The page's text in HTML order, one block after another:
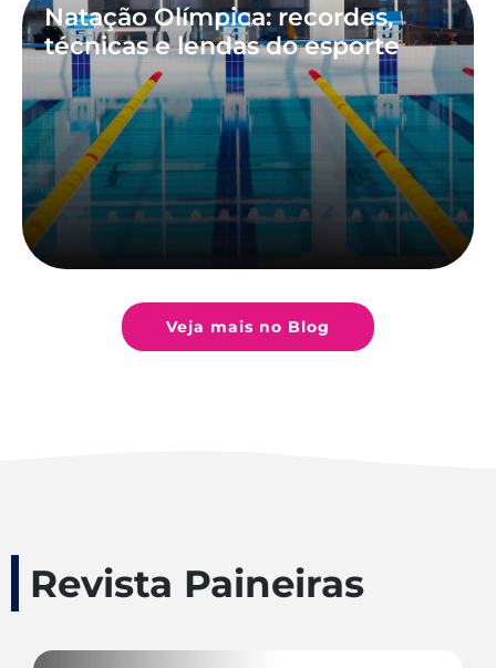
Natação Olímpica: recordes,
técnicas e lendas do esporte
Veja mais no Blog
Revista Paineiras